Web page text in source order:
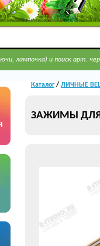
лампочка) и поиск арт.
Каталог/ ЛИЧНЫЕ
ЗАЖИМЫ ДЛЯ